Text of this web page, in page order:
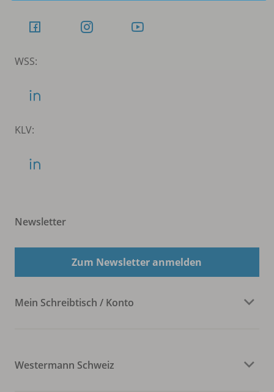
WSS:
KLV:
Newsletter
Zum Newsletter anmelden
Mein Schreibtisch / Konto
Westermann Schweiz